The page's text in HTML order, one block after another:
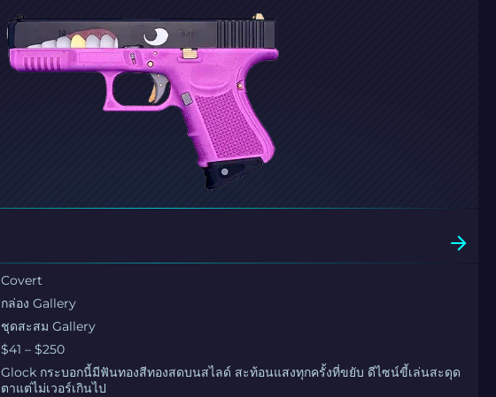
Covert
กล่อง Gallery
ชุดสะสม Gallery
$41 – $250
Glock กระบอกนี้มีฟันทองสีทองสดบนสไลด์ สะท้อนแสงทุกครั้งที่ขยับ ดีไซน์ขี้เล่นสะดุด
ตาแต่ไม่เวอร์เกินไป